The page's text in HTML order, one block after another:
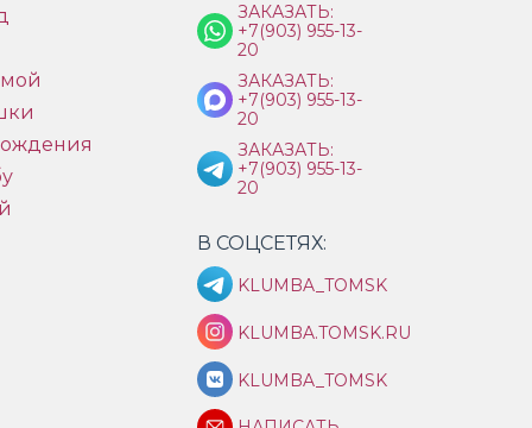
ЗАКАЗАТЬ:
+7(903) 955-13-
20
ЗАКАЗАТЬ:
+7(903) 955-13-
20
ЗАКАЗАТЬ:
+7(903) 955-13-
20
В СОЦСЕТЯХ:
KLUMBA_TOMSK
KLUMBA.TOMSK.RU
KLUMBA_TOMSK